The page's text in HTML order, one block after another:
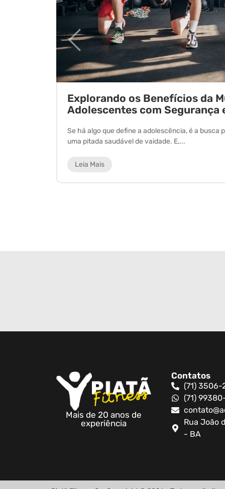
Explorando os Benefícios da
Adolescentes com Segurança
Se há algo que define a adolescência, é a busca
uma pitada saudável de vaidade. E,...
Leia Mais
Mais de 20 anos de
experiência
Contatos
(71) 3506-
(71)
Rua João
- BA